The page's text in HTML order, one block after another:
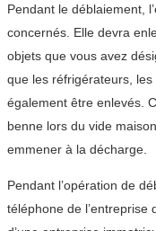
Pendant le déblaiement,
concernés. Elle devra
objets que vous avez
que les réfrigérateurs,
également être enlevés.
benne lors du vide
emmener à la décharge.
Pendant l’opération de
téléphone de l’entreprise